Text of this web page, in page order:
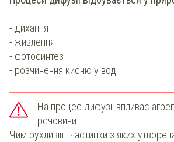
- дихання
- живлення
- фотосинтез
- розчинення кисню у воді
На процес дифузії впливає
речовини.
Чим рухливіші частинки з яких